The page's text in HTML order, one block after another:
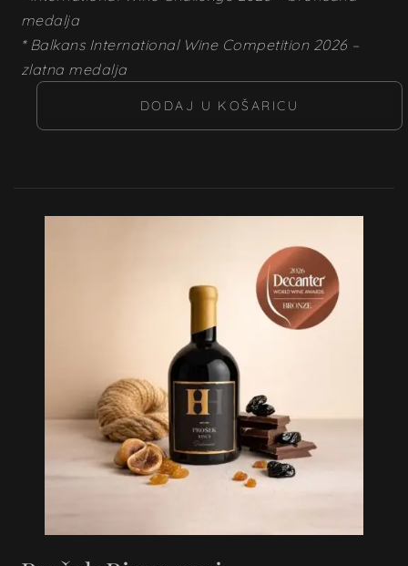
medalja
* Balkans International Wine Competition 2026 –
zlatna medalja
DODAJ U KOŠARICU